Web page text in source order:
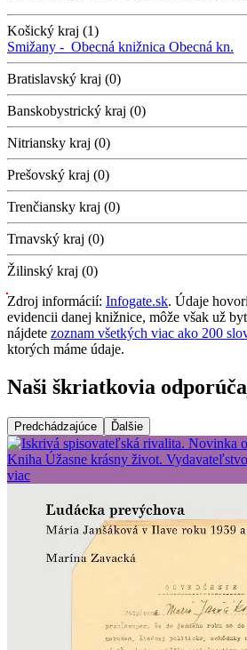
Košický kraj (1)
Smižany - Obecná knižnica Obecná kn.
Bratislavský kraj (0)
Banskobystrický kraj (0)
Nitriansky kraj (0)
Prešovský kraj (0)
Trenčiansky kraj (0)
Trnavský kraj (0)
Žilinský kraj (0)
Zdroj informácií: Infogate.sk. Údaje
evidencii danej knižnice, môže však už
nájdete zoznam všetkých viac ako 200
ktorých máme údaje.
Naši škriatkovia
Predchádzajúce Ďalšie